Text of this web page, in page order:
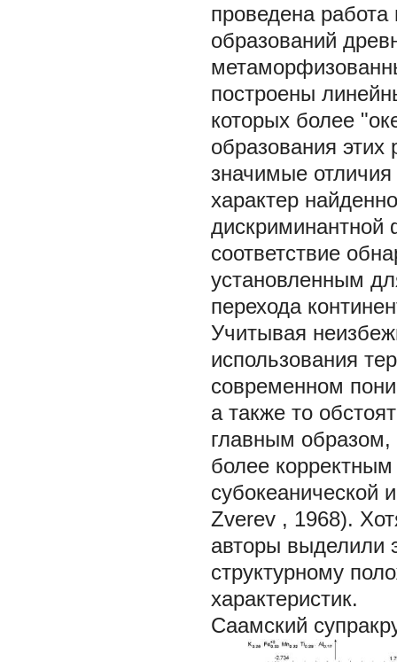
проведена работа
образований
построены
которых более
образования этих
значимые
характер
дискриминантной
соответствие
установленным
перехода
Учитывая
использования
современном
а также то
главным образом,
более
субокеанической
Zverev , 1968).
авторы выделили
структурному
характеристик.
Саамский